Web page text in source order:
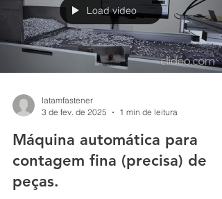
Load video
3 de fev. de 2025
1 min de leitura
Máquina automática para
contagem fina (precisa) de